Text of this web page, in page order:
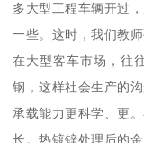
多大型工程车辆开过
一些。这时，我们教
在大型客车市场，往
钢，这样社会生产的
承载能力更科学、更
长。热镀锌处理后的